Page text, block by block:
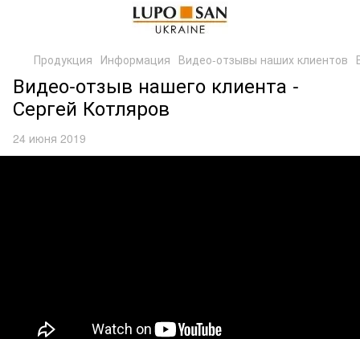
Продукция Информация Видео-отзывы наших клиентов
Видео-отзыв нашего клиента -
Сергей Котляров
24 июня 2019